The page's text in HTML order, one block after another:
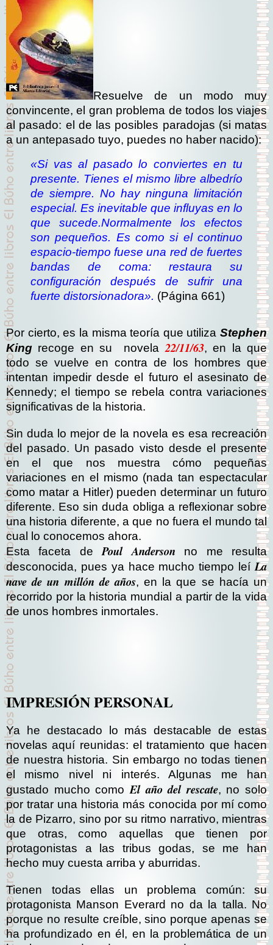
Resuelve de un modo muy
convincente, el gran problema de todos los viajes
al pasado: el de las posibles paradojas (si matas
a un antepasado tuyo, puedes no haber nacido):
«Si vas al pasado lo conviertes en tu
presente. Tienes el mismo libre albedrío
de siempre. No hay ninguna limitación
especial. Es inevitable que influyas en lo
que sucede.Normalmente los efectos
son pequeños. Es como si el continuo
espacio-tiempo fuese una red de fuertes
bandas de coma: restaura su
configuración después de sufrir una
fuerte distorsionadora». (Página 661)
Por cierto, es la misma teoría que utiliza Stephen
King recoge en su novela 22/11/63, en la que
todo se vuelve en contra de los hombres que
intentan impedir desde el futuro el asesinato de
Kennedy; el tiempo se rebela contra variaciones
significativas de la historia.
Sin duda lo mejor de la novela es esa recreación
del pasado. Un pasado visto desde el presente
en el que nos muestra cómo pequeñas
variaciones en el mismo (nada tan espectacular
como matar a Hitler) pueden determinar un futuro
diferente. Eso sin duda obliga a reflexionar sobre
una historia diferente, a que no fuera el mundo tal
cual lo conocemos ahora.
Esta faceta dePoul Anderson no me resulta
desconocida, pues ya hace mucho tiempo leí La
nave de un millón de años, en la que se hacía un
recorrido por la historia mundial a partir de la vida
de unos hombres inmortales.
IMPRESIÓN PERSONAL
Ya he destacado lo más destacable de estas
novelas aquí reunidas: el tratamiento que hacen
de nuestra historia. Sin embargo no todas tienen
el mismo nivel ni interés. Algunas me han
gustado mucho como El año del rescate, no solo
por tratar una historia más conocida por mí como
la de Pizarro, sino por su ritmo narrativo, mientras
que otras, como aquellas que tienen por
protagonistas a las tribus godas, se me han
hecho muy cuesta arriba y aburridas.
Tienen todas ellas un problema común: su
protagonista Manson Everard no da la talla. No
porque no resulte creíble, sino porque apenas se
ha profundizado en él, en la problemática de un